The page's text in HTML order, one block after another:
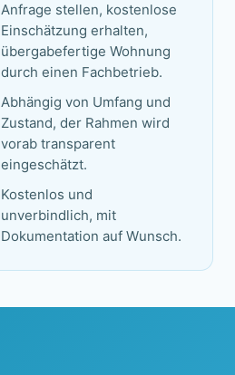
Anfrage stellen, kostenlose
Einschätzung erhalten,
übergabefertige Wohnung
durch einen Fachbetrieb.
Abhängig von Umfang und
Zustand, der Rahmen wird
vorab transparent
eingeschätzt.
Kostenlos und
unverbindlich, mit
Dokumentation auf Wunsch.